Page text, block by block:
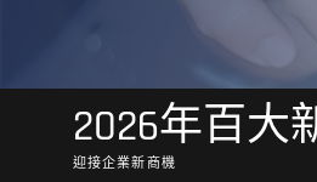
2026年百大
迎接企業新商機